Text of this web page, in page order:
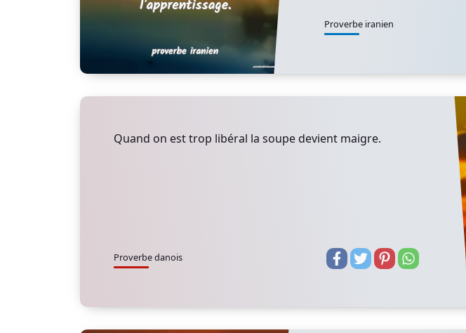
Proverbe iranien
Quand on est trop libéral la soupe devient maigre.
Proverbe danois